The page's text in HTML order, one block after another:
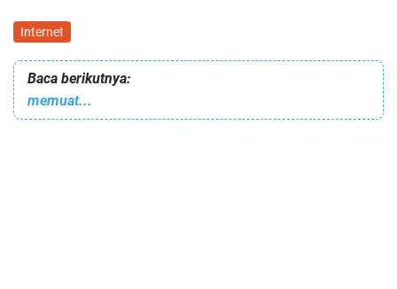
Internet
Baca berikutnya:
memuat...